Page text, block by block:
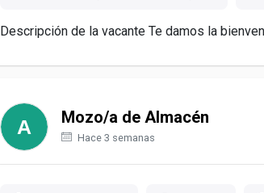
Descripción de la vacante Te damos la
Mozo/a de Almacén
Hace 3 semanas